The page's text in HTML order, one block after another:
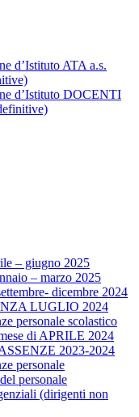
d’Istituto ATA a.s.
d’Istituto DOCENTI
– giugno 2025
– marzo 2025
dicembre 2024
LUGLIO 2024
personale scolastico
di APRILE 2024
2023-2024
personale
personale
(dirigenti non